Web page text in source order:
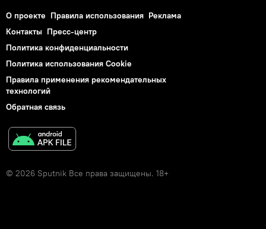
О проекте Правила использования Реклама
Контакты Пресс-центр
Политика конфиденциальности
Политика использования Cookie
Правила применения рекомендательных
технологий
Обратная связь
© 2026 Sputnik Все права защищены. 18+